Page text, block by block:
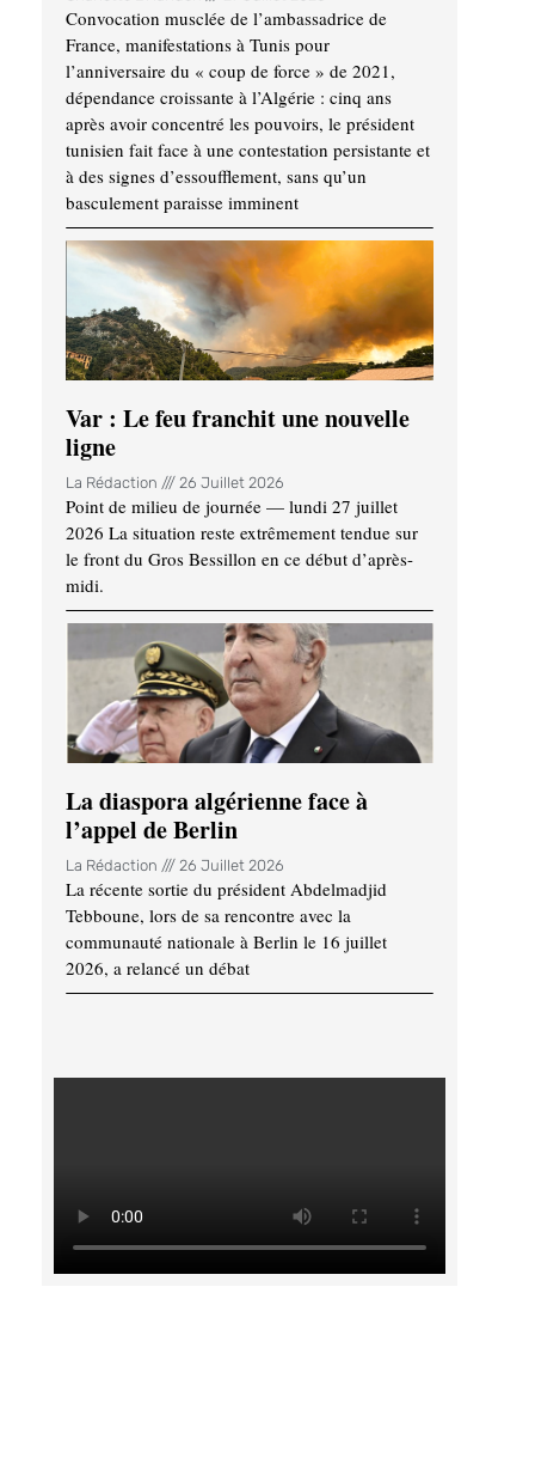
Convocation musclée de l’ambassadrice de
France, manifestations à Tunis pour
l’anniversaire du « coup de force » de 2021,
dépendance croissante à l’Algérie : cinq ans
après avoir concentré les pouvoirs, le président
tunisien fait face à une contestation persistante et
à des signes d’essoufflement, sans qu’un
basculement paraisse imminent
Var : Le feu franchit une nouvelle
ligne
La Rédaction 26 Juillet 2026
Point de milieu de journée — lundi 27 juillet
2026 La situation reste extrêmement tendue sur
le front du Gros Bessillon en ce début d’après-
midi.
La diaspora algérienne face à
l’appel de Berlin
La Rédaction 26 Juillet 2026
La récente sortie du président Abdelmadjid
Tebboune, lors de sa rencontre avec la
communauté nationale à Berlin le 16 juillet
2026, a relancé un débat